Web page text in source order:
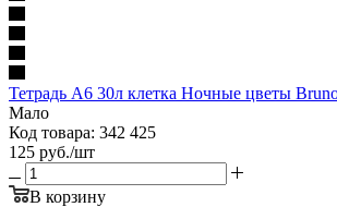
Тетрадь А6 30л клетка Ночные цветы
Мало
Код товара: 342 425
125 руб./шт
В корзину